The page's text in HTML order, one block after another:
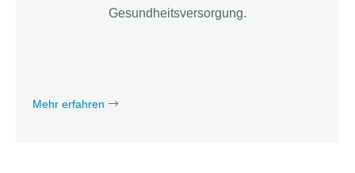
Gesundheitsversorgung.
Mehr erfahren